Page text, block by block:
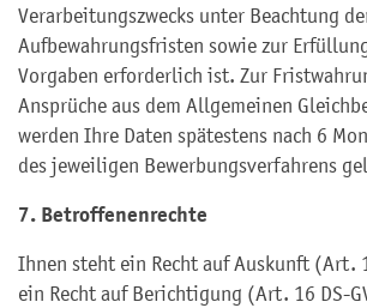
Verarbeitungszwecks unter Beachtung
Aufbewahrungsfristen sowie zur
Vorgaben erforderlich ist. Zur
Ansprüche aus dem Allgemeinen
werden Ihre Daten spätestens nach 6
des jeweiligen Bewerbungsverfahrens
7. Betroffenenrechte
Ihnen steht ein Recht auf Auskunft (Art.
ein Recht auf Berichtigung (Art. 16 DS-